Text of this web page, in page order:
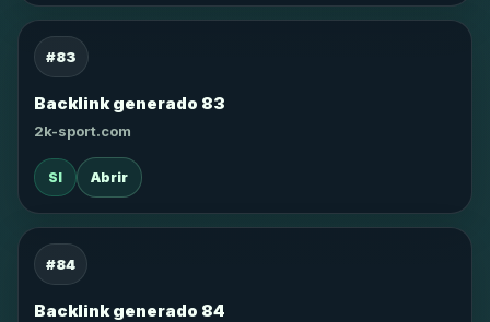
#83
Backlink generado 83
2k-sport.com
SI Abrir
#84
Backlink generado 84